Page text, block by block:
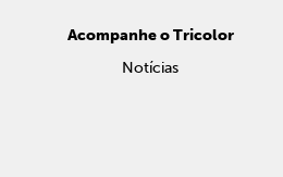
Acompanhe o Tricolor
Notícias